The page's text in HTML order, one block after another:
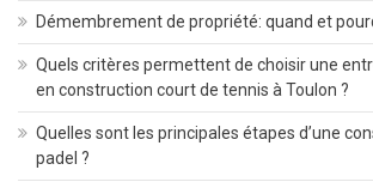
Démembrement de propriété: quand et
Quels critères permettent de choisir une
en construction court de tennis à Toulon ?
Quelles sont les principales étapes d’une
padel ?